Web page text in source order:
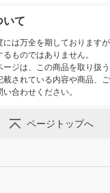
いて
は万全を期しておりますが
ものではありません。
ジは、この商品を取り扱
されている内容や商品、
合わせください。
ページトップへ